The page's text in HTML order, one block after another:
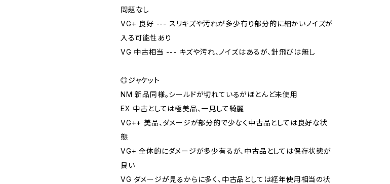
問題なし
VG+ 良好 --- スリキズや汚れが多少有り部分的に細かいノイズが
入る可能性あり
VG 中古相当 --- キズや汚れ、ノイズはあるが、針飛びは無し
◎ジャケット
NM 新品同様。シールドが切れているがほとんど未使用
EX 中古としては極美品、一見して綺麗
VG++ 美品、ダメージが部分的で少なく中古品としては良好な状
態
VG+ 全体的にダメージが多少有るが、中古品としては保存状態が
良い
VG ダメージが見るからに多く、中古品としては経年使用相当の状